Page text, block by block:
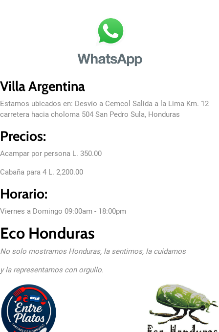
Villa Argentina
Estamos ubicados en: Desvío a Cemcol Salida a la Lima Km. 12
carretera hacia choloma 504 San Pedro Sula, Honduras
Precios:
Acampar por persona L. 350.00
Cabaña para 4 L. 2,200.00
Horario:
Viernes a Domingo 09:00am - 18:00pm
Eco Honduras
No solo mostramos Honduras, la sentimos, la cuidamos
y la representamos con orgullo.